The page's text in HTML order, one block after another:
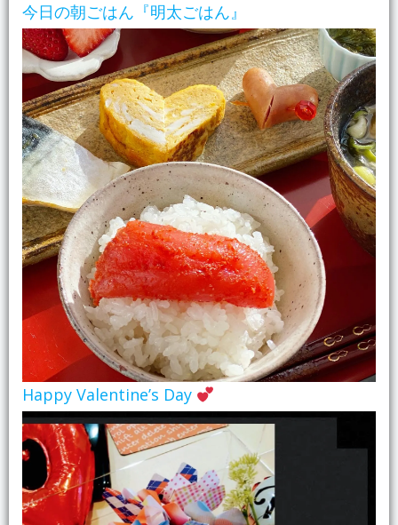
今日の朝ごはん『明太ごはん』
Happy Valentine’s Day